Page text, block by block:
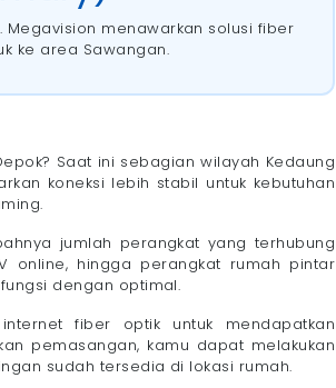
Megavision menawarkan solusi fiber
ke area Sawangan.
Saat ini sebagian wilayah Kedaung
koneksi lebih stabil untuk kebutuhan
jumlah perangkat yang terhubung
online, hingga perangkat rumah pintar
dengan optimal.
fiber optik untuk mendapatkan
pemasangan, kamu dapat melakukan
sudah tersedia di lokasi rumah.